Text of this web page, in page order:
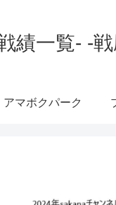
績一覧- -戦
アマボクパーク